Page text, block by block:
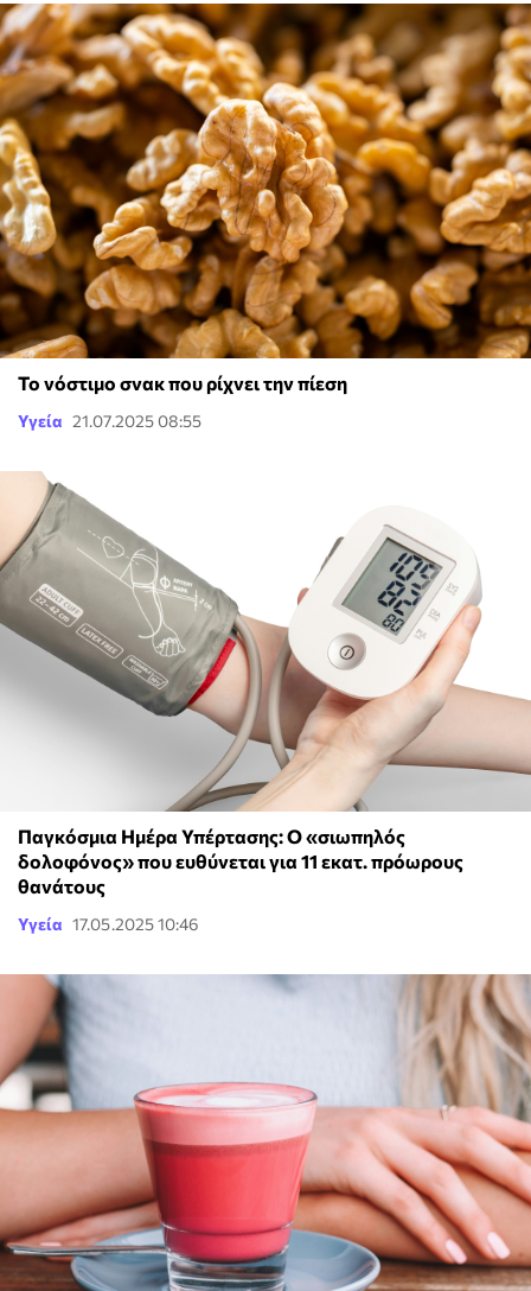
Το νόστιμο σνακ που ρίχνει την πίεση
Υγεία 21.07.2025 08:55
Παγκόσμια Ημέρα Υπέρτασης: Ο «σιωπηλός
δολοφόνος» που ευθύνεται για 11 εκατ. πρόωρους
θανάτους
Υγεία 17.05.2025 10:46